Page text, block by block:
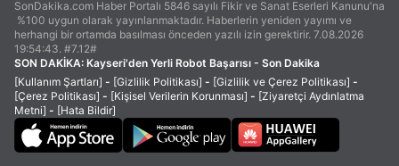
SonDakika.com Haber Portalı 5846 sayılı Fikir ve Sanat Eserleri Kanunu'na
%100 uygun olarak yayınlanmaktadır. Haberlerin yeniden yayımı ve
herhangi bir ortamda basılması önceden yazılı izin gerektirir. 7.08.2026
19:54:43. #7.12#
SON DAKİKA: Kayseri'den Yerli Robot Başarısı - Son Dakika
[Kullanım Şartları] - [Gizlilik Politikası] - [Gizlilik ve Çerez Politikası] -
[Çerez Politikası] - [Kişisel Verilerin Korunması] - [Ziyaretçi Aydınlatma
Metni] - [Hata Bildir]